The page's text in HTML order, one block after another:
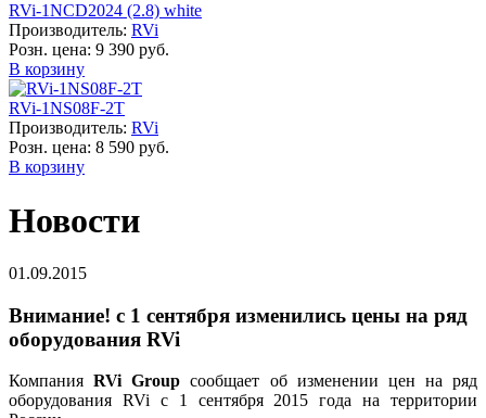
RVi-1NCD2024 (2.8) white
Производитель: RVi
Розн. цена: 9 390 руб.
В корзину
RVi-1NS08F-2T
Производитель: RVi
Розн. цена: 8 590 руб.
В корзину
Новости
01.09.2015
Внимание! с 1 сентября изменились цены на ряд
оборудования RVi
КомпанияRVi Group сообщает об изменении цен на ряд
оборудования RVi с 1 сентября 2015 года на территории